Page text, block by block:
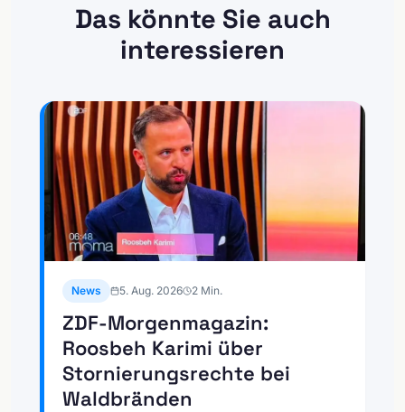
Das könnte Sie auch
interessieren
News 5. Aug. 2026 2 Min.
ZDF-Morgenmagazin:
Roosbeh Karimi über
Stornierungsrechte bei
Waldbränden